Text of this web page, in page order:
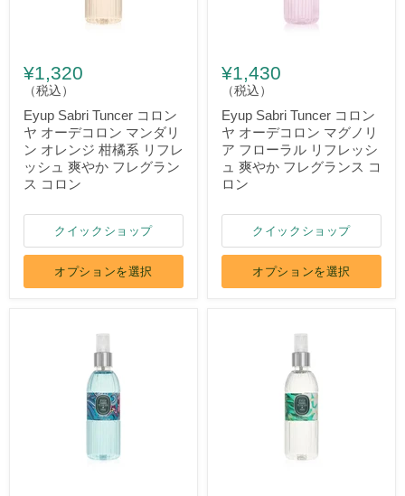
¥1,320
（税込）
Eyup Sabri Tuncer コロン
ヤ オーデコロン マンダリ
ン オレンジ 柑橘系 リフレ
ッシュ 爽やか フレグラン
ス コロン
クイックショップ
オプションを選択
¥1,430
（税込）
Eyup Sabri Tuncer コロン
ヤ オーデコロン マグノリ
ア フローラル リフレッシ
ュ 爽やか フレグランス コ
ロン
クイックショップ
オプションを選択